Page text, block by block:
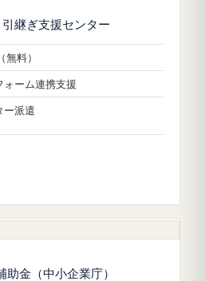
継ぎ支援センター
料）
ォーム連携支援
ー派遣
金（中小企業庁）